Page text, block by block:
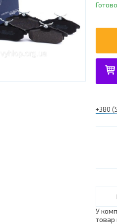
+380
У
товар